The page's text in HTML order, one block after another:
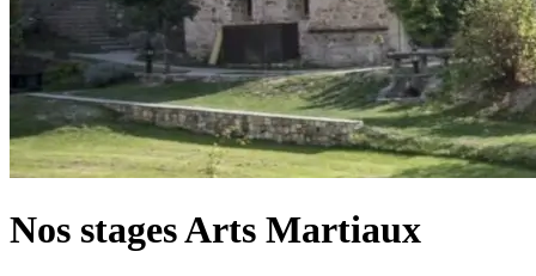
Nos stages Arts Martiaux